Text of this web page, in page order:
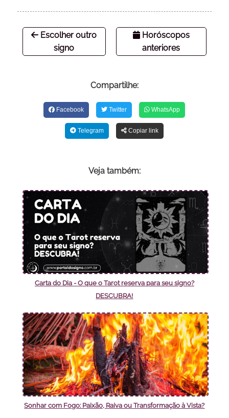
Escolher outro
signo
Horóscopos
anteriores
Compartilhe:
Facebook Twitter WhatsApp
Telegram Copiar link
Veja também:
Carta do Dia - O que o Tarot reserva para seu signo?
DESCUBRA!
Sonhar com Fogo: Paixão, Raiva ou Transformação à Vista?